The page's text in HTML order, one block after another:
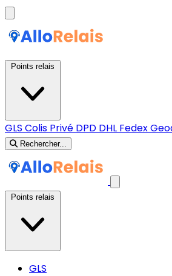
GLS Colis Privé DPD DHL Fedex
Rechercher...
GLS